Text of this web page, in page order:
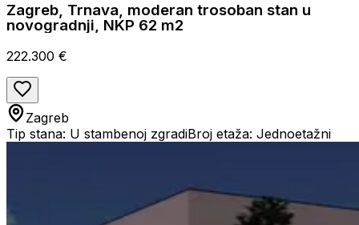
Zagreb, Trnava, moderan trosoban stan u
novogradnji, NKP 62 m2
222.300 €
Zagreb
Tip stana: U stambenoj zgradiBroj etaža: Jednoetažni